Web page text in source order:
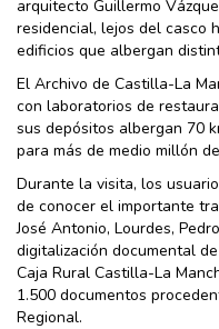
arquitecto Guillermo
residencial, lejos del casco
edificios que albergan
El Archivo de Castilla-La
con laboratorios de
sus depósitos albergan 70
para más de medio millón
Durante la visita, los
de conocer el importante
José Antonio, Lourdes,
digitalización documental
Caja Rural Castilla-La
1.500 documentos
Regional.